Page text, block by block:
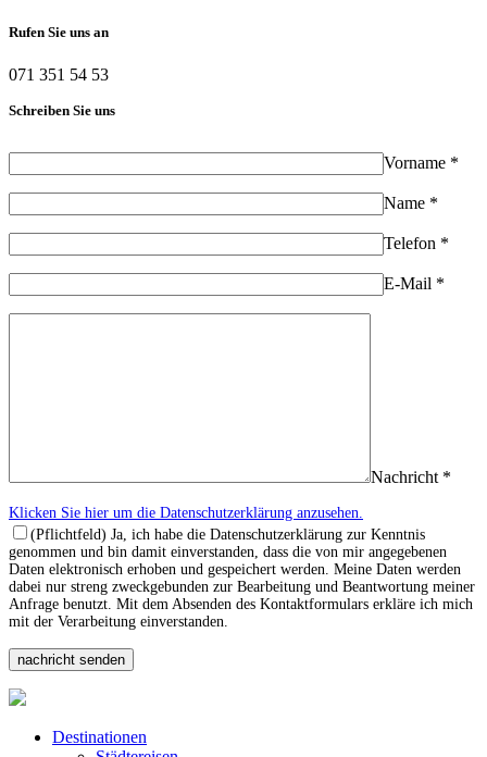
Rufen Sie uns an
071 351 54 53
Schreiben Sie uns
Vorname *
Name *
Telefon *
E-Mail *
Nachricht *
Klicken Sie hier um die Datenschutzerklärung anzusehen.
(Pflichtfeld) Ja, ich habe die Datenschutzerklärung zur Kenntnis
genommen und bin damit einverstanden, dass die von mir angegebenen
Daten elektronisch erhoben und gespeichert werden. Meine Daten werden
dabei nur streng zweckgebunden zur Bearbeitung und Beantwortung meiner
Anfrage benutzt. Mit dem Absenden des Kontaktformulars erkläre ich mich
mit der Verarbeitung einverstanden.
Destinationen